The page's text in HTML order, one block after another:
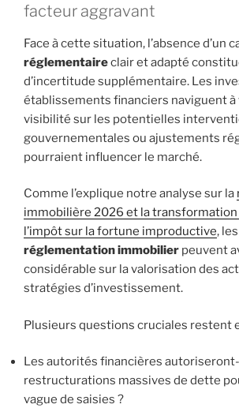
facteur aggravant
Face à cette situation, l’absence d’un
réglementaireclair et adapté
d’incertitude supplémentaire. Les
établissements financiers naviguent à
visibilité sur les potentielles
gouvernementales ou ajustements
pourraient influencer le marché.
Comme l’explique notre analyse sur la
immobilière 2026 et la transformation
l’impôt sur la fortune improductive,
réglementation immobilier peuvent
considérable sur la valorisation des
stratégies d’investissement.
Plusieurs questions cruciales restent
Les autorités financières
restructurations massives de dette
vague de saisies ?